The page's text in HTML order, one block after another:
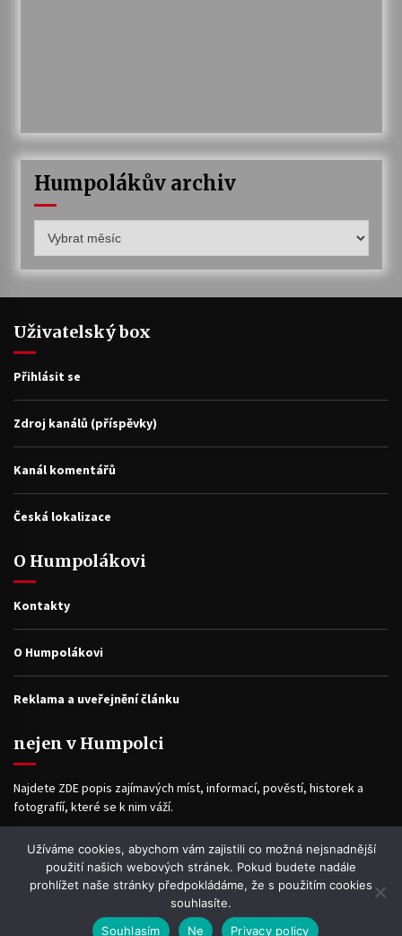
Humpolákův archiv
archiv
Uživatelský box
Přihlásit se
Zdroj kanálů (příspěvky)
Kanál komentářů
Česká lokalizace
O Humpolákovi
Kontakty
O Humpolákovi
Reklama a uveřejnění článku
nejen v Humpolci
Najdete ZDE popis zajímavých míst, informací, pověstí, historek a
fotografíí, které se k nim váží.
Facebook
Užíváme cookies, abychom vám zajistili co možná nejsnadnější
použití našich webových stránek. Pokud budete nadále
prohlížet naše stránky předpokládáme, že s použitím cookies
souhlasíte.
Souhlasím
Ne Privacy policy